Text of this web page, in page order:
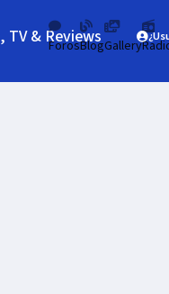
TV & Reviews
ForosBlogGallery